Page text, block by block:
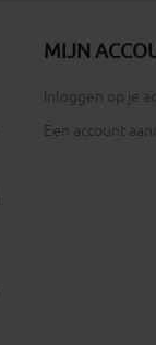
MIJN
Inloggen op je
Een account